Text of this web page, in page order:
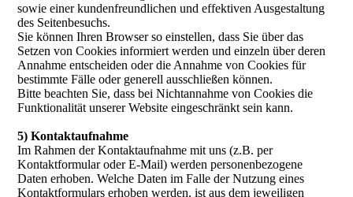
sowie einer kundenfreundlichen und effektiven Ausgestaltung
des Seitenbesuchs.
Sie können Ihren Browser so einstellen, dass Sie über das
Setzen von Cookies informiert werden und einzeln über deren
Annahme entscheiden oder die Annahme von Cookies für
bestimmte Fälle oder generell ausschließen können.
Bitte beachten Sie, dass bei Nichtannahme von Cookies die
Funktionalität unserer Website eingeschränkt sein kann.
5) Kontaktaufnahme
Im Rahmen der Kontaktaufnahme mit uns (z.B. per
Kontaktformular oder E-Mail) werden personenbezogene
Daten erhoben. Welche Daten im Falle der Nutzung eines
Kontaktformulars erhoben werden, ist aus dem jeweiligen